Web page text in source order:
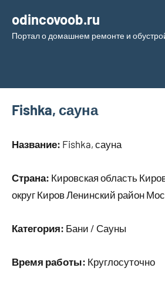
содержимому
odincovoob.ru
Портал о домашнем ремонте и
Fishka, сауна
Название: Fishka, сауна
Страна: Кировская область
округ Киров Ленинский район
Категория: Бани / Сауны
Время работы: Круглосуточно